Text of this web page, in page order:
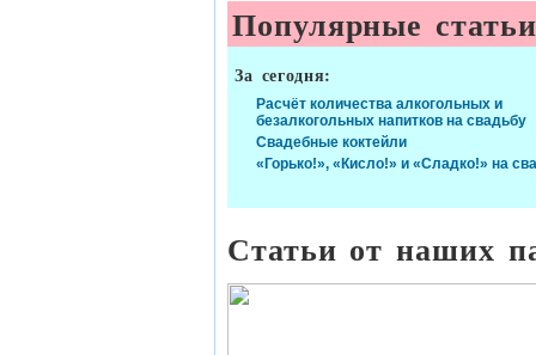
Популярные статьи
За сегодня:
Расчёт количества алкогольных и
безалкогольных напитков на свадьбу
Свадебные коктейли
«Горько!», «Кисло!» и «Сладко!» на
Статьи от наших